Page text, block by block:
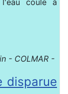
coule à
- COLMAR -
disparue